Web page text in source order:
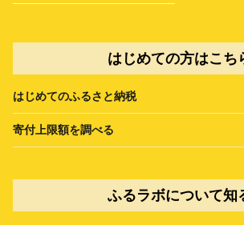
はじめての方はこち
はじめてのふるさと納税
寄付上限額を調べる
ふるラボについて知